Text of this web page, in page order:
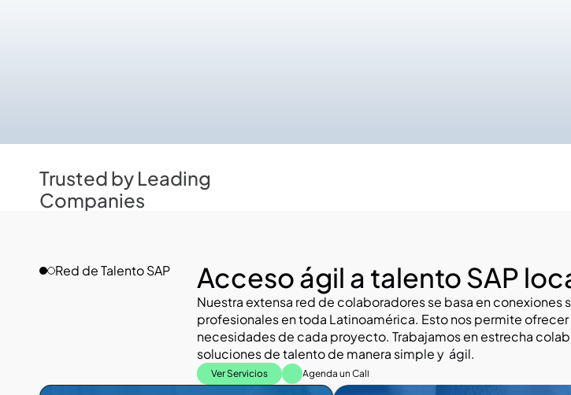
Trusted by Leading
Companies
Red de Talento SAP Acceso ágil a talento SAP
Nuestra extensa red de colaboradores se basa en
profesionales en toda Latinoamérica. Esto nos permite
necesidades de cada proyecto. Trabajamos en estrecha
soluciones de talento de manera simple y  ágil.
Ver Servicios Agenda un Call